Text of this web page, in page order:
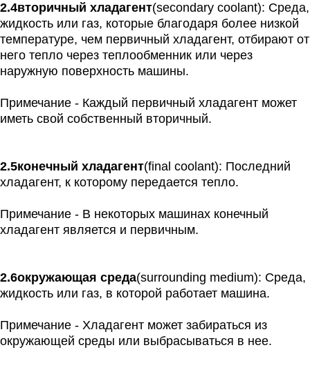
2.4вторичный хладагент(secondary coolant): Среда,
жидкость или газ, которые благодаря более низкой
температуре, чем первичный хладагент, отбирают от
него тепло через теплообменник или через
наружную поверхность машины.
Примечание - Каждый первичный хладагент может
иметь свой собственный вторичный.
2.5конечный хладагент(final coolant): Последний
хладагент, к которому передается тепло.
Примечание - В некоторых машинах конечный
хладагент является и первичным.
2.6окружающая среда(surrounding medium): Среда,
жидкость или газ, в которой работает машина.
Примечание - Хладагент может забираться из
окружающей среды или выбрасываться в нее.